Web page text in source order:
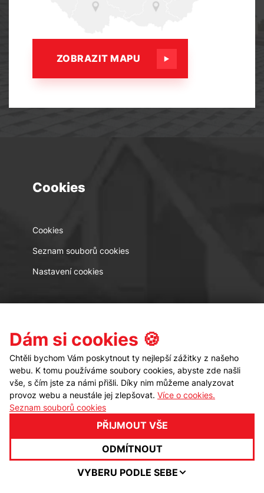
ZOBRAZIT MAPU
Cookies
Cookies
Seznam souborů cookies
Nastavení cookies
Kontakt Sledujte nás
© ProEx 2000, spol. s r.o. Všechna práva
vyhrazena
Dám si cookies 🍪
Chtěli bychom Vám poskytnout ty nejlepší zážitky z našeho
webu. K tomu používáme soubory cookies, abyste zde našli
vše, s čím jste za námi přišli. Díky nim můžeme analyzovat
provoz webu a neustále jej zlepšovat. Více o cookies.
Seznam souborů cookies
PŘIJMOUT VŠE
ODMÍTNOUT
VYBERU PODLE SEBE